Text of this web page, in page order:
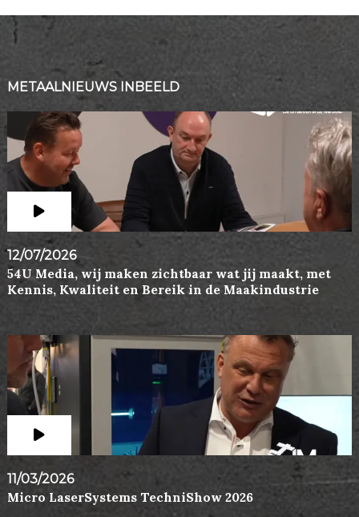
METAALNIEUWS INBEELD
12/07/2026
54U Media, wij maken zichtbaar wat jij maakt, met
Kennis, Kwaliteit en Bereik in de Maakindustrie
11/03/2026
Micro LaserSystems TechniShow 2026